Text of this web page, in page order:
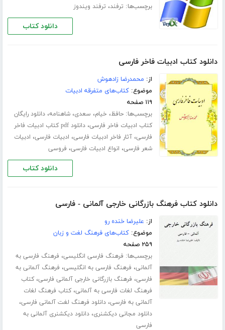
برچسب‌ها: ترفند، ترفند ویندوز
دانلود کتاب
دانلود کتاب ادبیات فاخر فارسی
از: محمدرضا زادهوش
موضوع:کتاب‌های متفرقه ادبیات
۱۱۹ صفحه
برچسب‌ها:حافظ، خیام، سعدی،شاهنامه،دانلود رایگان
کتاب ادبیات فاخر فارسی،
دانلود pdf کتاب ادبیات فاخر
فارسی،آثار فاخر ادبیات فارسی، ادبیات فارسی، ادبیات
شعر فارسی، انواع ادبیات فارسی، فروسی
دانلود کتاب
دانلود کتاب فرهنگ بازرگانی خارجی آلمانی - فارسی
از: علیرضا خنده رو
موضوع:کتاب‌های فرهنگ لغت و زبان
۲۵۹ صفحه
برچسب‌ها: فرهنگ فارسی انگلیسی، فرهنگ فارسی به
آلمانی، فرهنگ فارسی به انگلیسی، فرهنگ آلمانی به
فارسی، فرهنگ بازرگانی خارجی آلمانی فارسی،کتاب
فرهنگ لغات فارسی به آلمانی،کتاب فرهنگ لغات
آلمانی به فارسی،دانلود فرهنگ لغت آلمانی فارسی،
دانلود مجانی دیکشنری،دانلود دیکشنری آلمانی به
فارسی